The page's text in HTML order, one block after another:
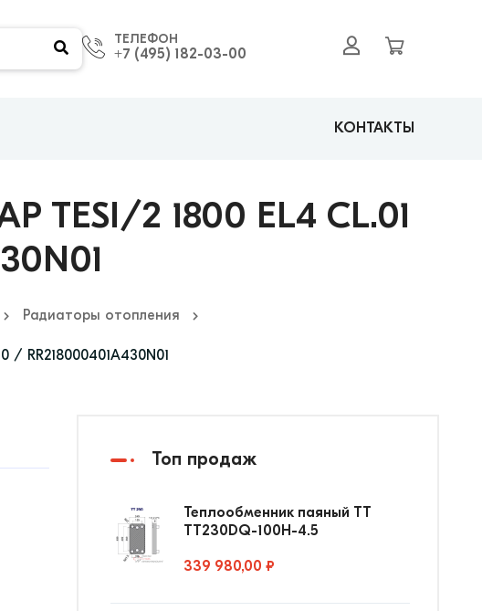
ТЕЛЕФОН
+7 (495) 182-03-00
КОНТАКТЫ
Радиаторы отопления
/ RR218000401A430N01
2 1800 EL4 CL.01
Топ продаж
Теплообменник паяный ТТ
ТТ230DQ-100Н-4.5
339 980,00 ₽